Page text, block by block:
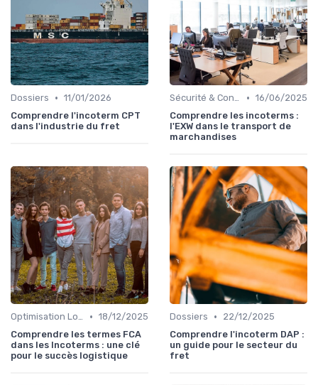
Dossiers • 11/01/2026
Comprendre l'incoterm CPT
dans l'industrie du fret
Sécurité & Conformité • 16/06/2025
Comprendre les incoterms :
l'EXW dans le transport de
marchandises
Optimisation Logistique • 18/12/2025
Comprendre les termes FCA
dans les Incoterms : une clé
pour le succès logistique
Dossiers •
22/12/2025
Comprendre l'incoterm DAP :
un guide pour le secteur du
fret